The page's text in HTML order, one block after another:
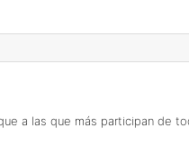
a las que más participan de